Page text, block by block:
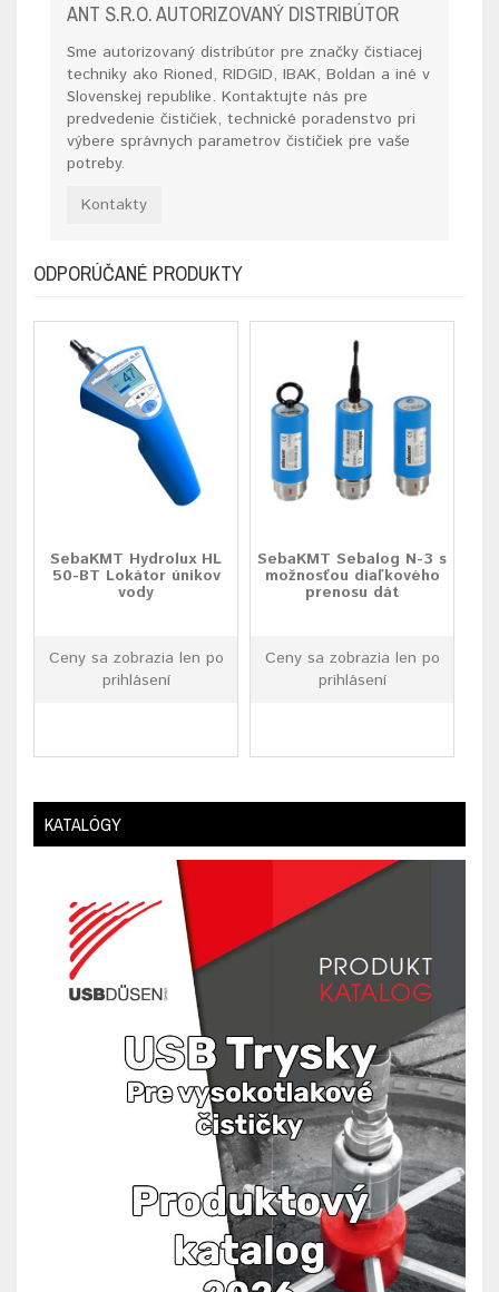
ANT S.R.O. AUTORIZOVANÝ DISTRIBÚTOR
Sme autorizovaný distribútor pre značky čistiacej
techniky ako Rioned, RIDGID, IBAK, Boldan a iné v
Slovenskej republike. Kontaktujte nás pre
predvedenie čističiek, technické poradenstvo pri
výbere správnych parametrov čističiek pre vaše
potreby.
Kontakty
ODPORÚČANÉ PRODUKTY
SebaKMT Hydrolux HL
50-BT Lokátor únikov
vody
Ceny sa zobrazia len po
prihlásení
SebaKMT Sebalog N-3 s
možnosťou diaľkového
prenosu dát
Ceny sa zobrazia len po
prihlásení
KATALÓGY